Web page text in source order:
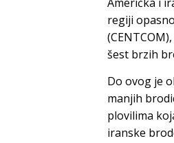
regiji
šest brzih
Do ovog je
manjih
plovilima
iranske